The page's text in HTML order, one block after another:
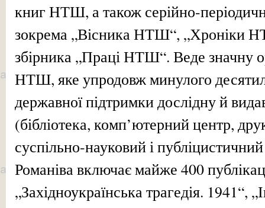
книг НТШ, а також серійно-
зокрема „Вісника НТШ“, „Хроніки
збірника „Праці НТШ“. Веде значну
НТШ, яке упродовж минулого
державної підтримки дослідну й
(бібліотека, комп’ютерний центр,
суспільно-науковий і
Романіва включає майже 400
„Західноукраїнська трагедія. 1941“,